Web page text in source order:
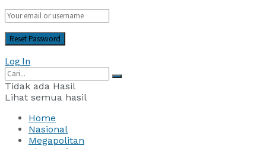
Log In
Tidak ada Hasil
Lihat semua hasil
Home
Nasional
Megapolitan